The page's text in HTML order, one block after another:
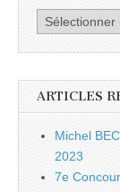
Catégories
ARTICLES
Michel
2023
7e